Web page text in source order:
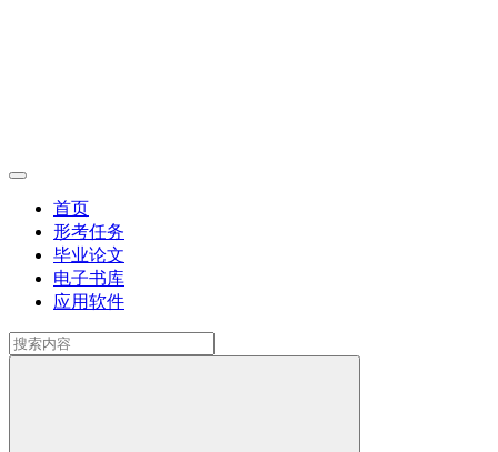
首页
形考任务
毕业论文
电子书库
应用软件